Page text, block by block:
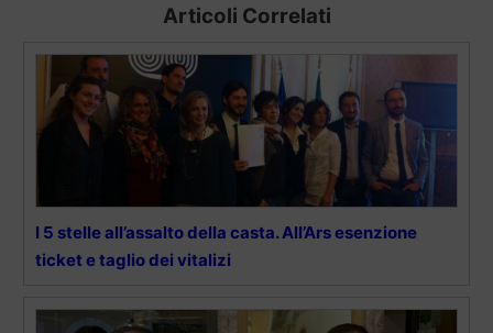
Articoli Correlati
I 5 stelle all’assalto della casta. All’Ars esenzione
ticket e taglio dei vitalizi